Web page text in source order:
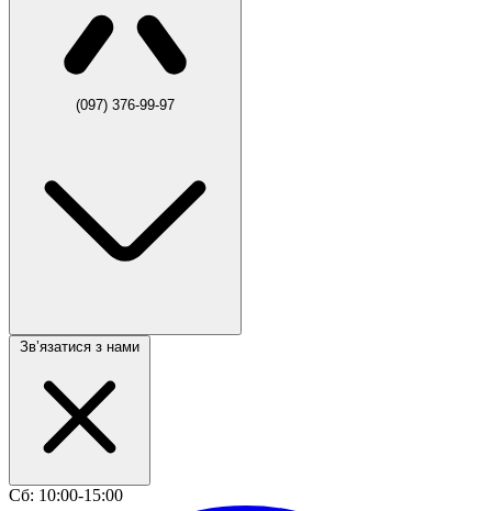
(097) 376-99-97
Звʼязатися з нами
Сб: 10:00-15:00